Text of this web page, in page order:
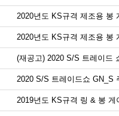
2020년도 KS규격 제조용 봉
2020년도 KS규격 제조용 봉
(재공고) 2020 S/S 트레이드
2020 S/S 트레이드쇼 GN_S
2019년도 KS규격 링 & 봉